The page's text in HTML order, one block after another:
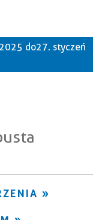
do 27. styczeń